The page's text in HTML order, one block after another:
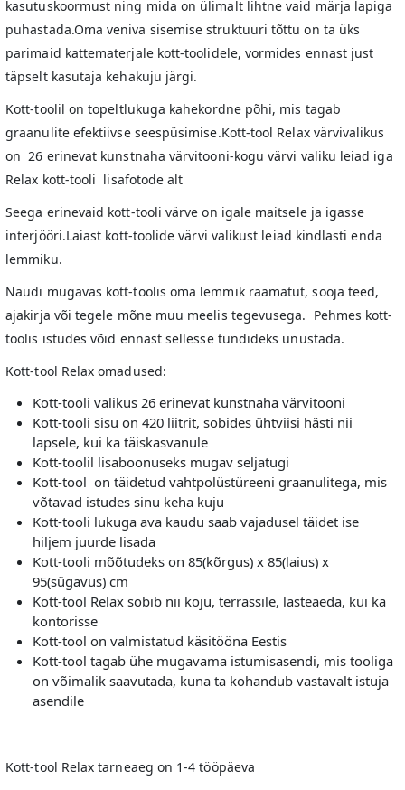
kasutuskoormust ning mida on ülimalt lihtne vaid märja lapiga
puhastada.Oma veniva sisemise struktuuri tõttu on ta üks
parimaid kattematerjale kott-toolidele, vormides ennast just
täpselt kasutaja kehakuju järgi.
Kott-toolil on topeltlukuga kahekordne põhi, mis tagab
graanulite efektiivse seespüsimise.Kott-tool Relax värvivalikus
on 26 erinevat kunstnaha värvitooni-kogu värvi valiku leiad iga
Relax kott-tooli lisafotode alt
Seega erinevaid kott-tooli värve on igale maitsele ja igasse
interjööri.Laiast kott-toolide värvi valikust leiad kindlasti enda
lemmiku.
Naudi mugavas kott-toolis oma lemmik raamatut, sooja teed,
ajakirja või tegele mõne muu meelis tegevusega. Pehmes kott-
toolis istudes võid ennast sellesse tundideks unustada.
Kott-tool Relax omadused:
Kott-tooli valikus 26 erinevat kunstnaha värvitooni
Kott-tooli sisu on 420 liitrit, sobides ühtviisi hästi nii
lapsele, kui ka täiskasvanule
Kott-toolil lisaboonuseks mugav seljatugi
Kott-tool on täidetud vahtpolüstüreeni graanulitega, mis
võtavad istudes sinu keha kuju
Kott-tooli lukuga ava kaudu saab vajadusel täidet ise
hiljem juurde lisada
Kott-tooli mõõtudeks on 85(kõrgus) x 85(laius) x
95(sügavus) cm
Kott-tool Relax sobib nii koju, terrassile, lasteaeda, kui ka
kontorisse
Kott-tool on valmistatud käsitööna Eestis
Kott-tool tagab ühe mugavama istumisasendi, mis tooliga
on võimalik saavutada, kuna ta kohandub vastavalt istuja
asendile
Kott-tool Relax tarneaeg on 1-4 tööpäeva